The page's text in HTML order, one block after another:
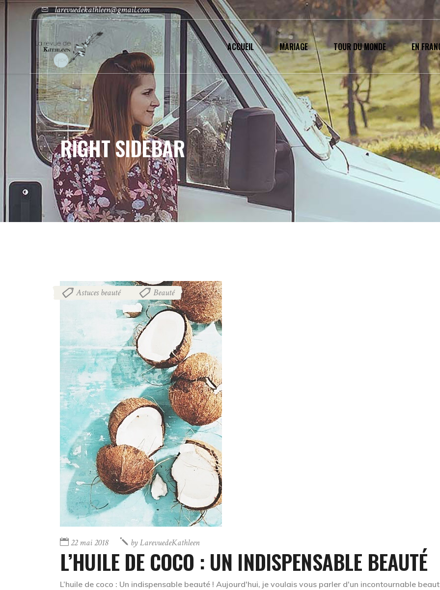
larevuedekathleen@gmail.com
ACCUEIL MARIAGE TOUR DU MONDE EN
RIGHT SIDEBAR
Astuces beauté Beauté
22 mai 2018 byLarevuedeKathleen
L’HUILE DE COCO : UN INDISPENSABLE BEAUTÉ
L’huile de coco : Un indispensable beauté ! Aujourd'hui, je voulais vous parler d'un incontournable